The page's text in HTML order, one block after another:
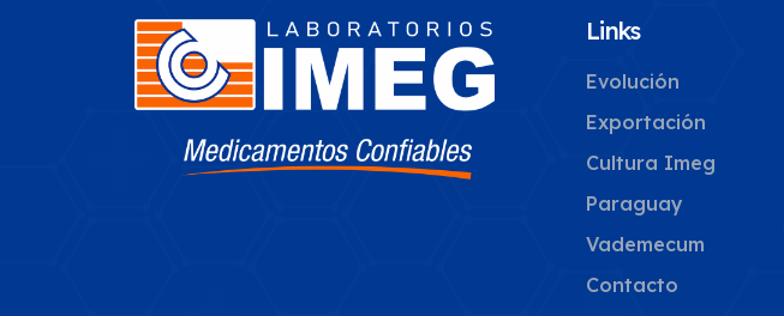
Links
Evolución
Exportación
Cultura Imeg
Paraguay
Vademecum
Contacto